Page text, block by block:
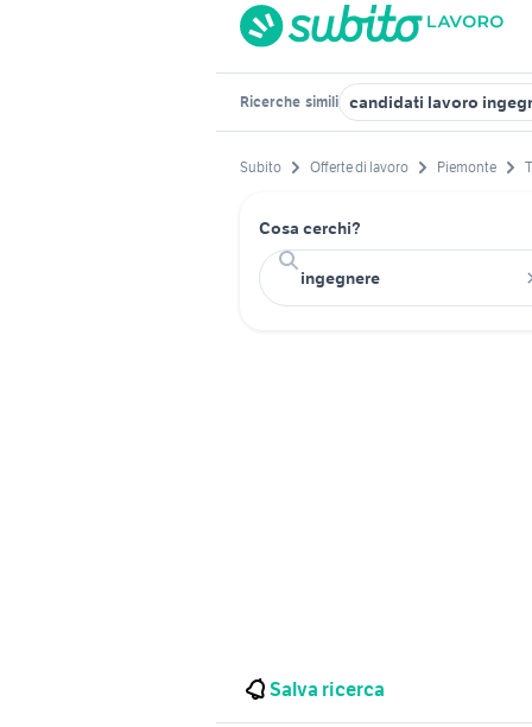
Ricerche simili candidati lavoro
Subito Offerte di lavoro Piemonte
Cosa cerchi?
Salva ricerca